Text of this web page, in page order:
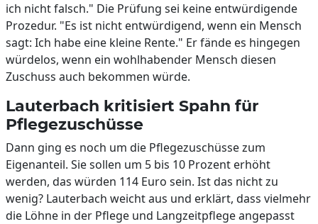
ich nicht falsch." Die Prüfung sei keine entwürdigende
Prozedur. "Es ist nicht entwürdigend, wenn ein Mensch
sagt: Ich habe eine kleine Rente." Er fände es hingegen
würdelos, wenn ein wohlhabender Mensch diesen
Zuschuss auch bekommen würde.
Lauterbach kritisiert Spahn für
Pflegezuschüsse
Dann ging es noch um die Pflegezuschüsse zum
Eigenanteil. Sie sollen um 5 bis 10 Prozent erhöht
werden, das würden 114 Euro sein. Ist das nicht zu
wenig? Lauterbach weicht aus und erklärt, dass vielmehr
die Löhne in der Pflege und Langzeitpflege angepasst